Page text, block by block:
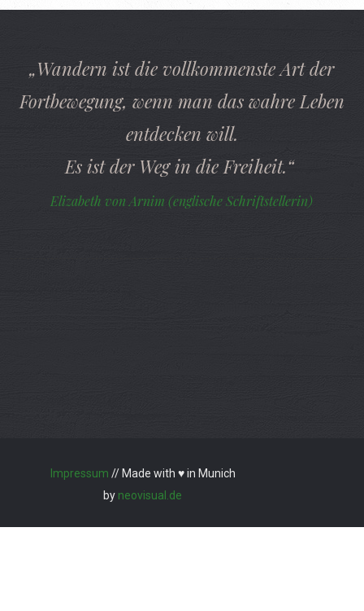
„Wandern ist die vollkommenste Art der
Fortbewegung, wenn man das wahre Leben
entdecken will.
Es ist der Weg in die Freiheit.“
Elizabeth von Arnim (englische Schriftstellerin)
Impressum // Made with ♥ in Munich
by neovisual.de